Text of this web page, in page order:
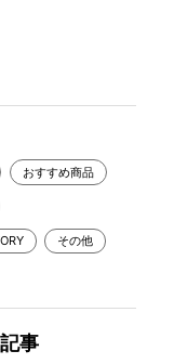
おすすめ商品
その他
事